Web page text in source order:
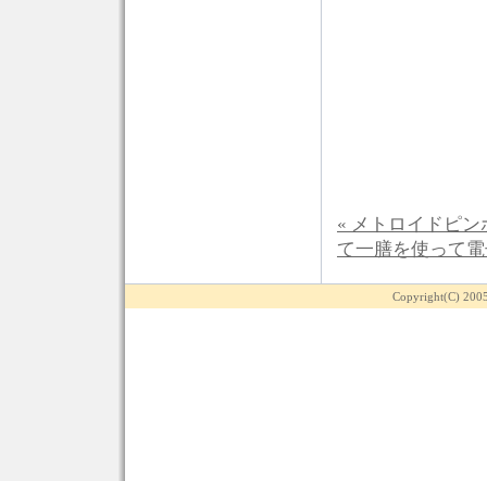
« メトロイドピ
て一膳を使って
Copyright(C)